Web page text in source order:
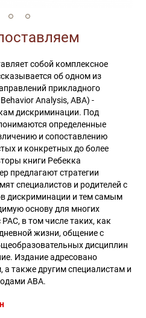
собой комплексное
об одном из
прикладного
Analysis, ABA) -
дискриминации. Под
определенные
и сопоставлению
и конкретных до более
книги Ребекка
предлагают стратегии
специалистов и родителей с
дискриминации и тем самым
основу для многих
в том числе таких, как
жизни, общение с
дисциплин
Издание адресовано
а также другим специалистам и
ABA.